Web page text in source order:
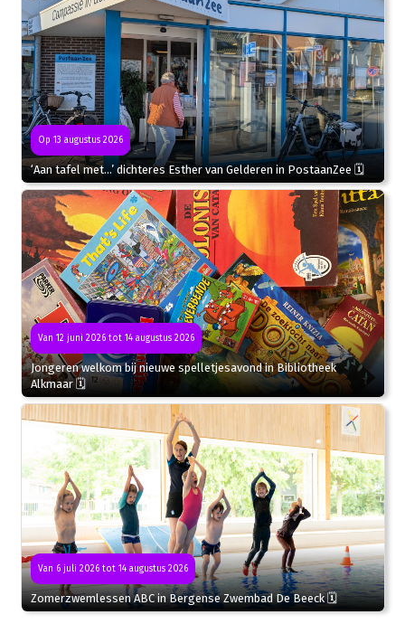
Op 13 augustus 2026
‘Aan tafel met…’ dichteres Esther van Gelderen in PostaanZee 🗓
Van 12 juni 2026 tot 14 augustus 2026
Jongeren welkom bij nieuwe spelletjesavond in Bibliotheek
Alkmaar 🗓
Van 6 juli 2026 tot 14 augustus 2026
Zomerzwemlessen ABC in Bergense Zwembad De Beeck 🗓